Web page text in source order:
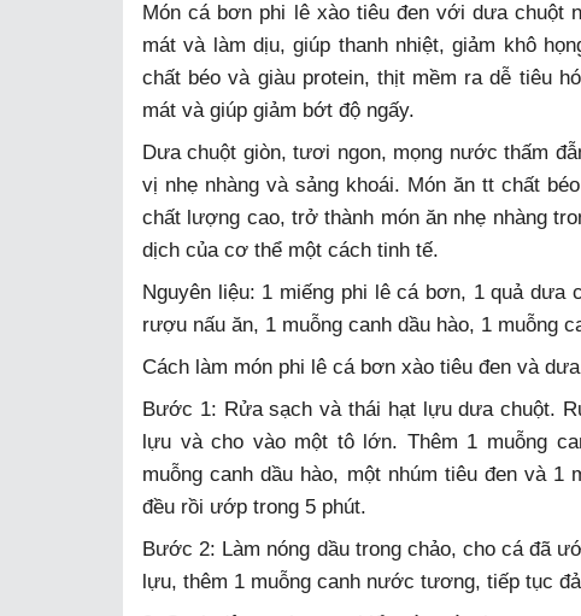
Món cá bơn phi lê xào tiêu đen với dưa chuột
mát và làm dịu, giúp thanh nhiệt, giảm khô
chất béo và giàu protein, thịt mềm ra dễ tiêu
mát và giúp giảm bớt độ ngấy.
Dưa chuột giòn, tươi ngon, mọng nước thấm
vị nhẹ nhàng và sảng khoái. Món ăn tt chất
chất lượng cao, trở thành món ăn nhẹ nhàng
dịch của cơ thể một cách tinh tế.
Nguyên liệu: 1 miếng phi lê cá bơn, 1 quả
rượu nấu ăn, 1 muỗng canh dầu hào, 1 muỗng
Cách làm món phi lê cá bơn xào tiêu đen và
Bước 1: Rửa sạch và thái hạt lựu dưa chuột.
lựu và cho vào một tô lớn. Thêm 1 muỗng
muỗng canh dầu hào, một nhúm tiêu đen và
đều rồi ướp trong 5 phút.
Bước 2: Làm nóng dầu trong chảo, cho cá đã
lựu, thêm 1 muỗng canh nước tương, tiếp tục